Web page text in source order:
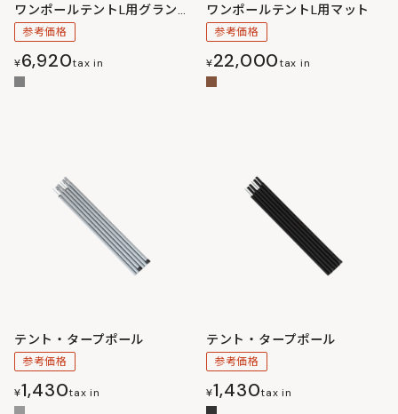
ワンポールテントL用グランドシート
参考価格
¥6,920tax in
ワンポールテントL用マット
参考価格
¥22,000tax in
テント・タープポール
参考価格
¥1,430tax in
テント・タープポール
参考価格
¥1,430tax in